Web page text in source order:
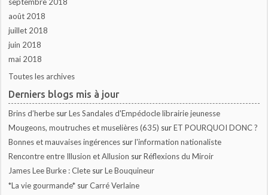
août 2018
juillet 2018
juin 2018
mai 2018
Toutes les archives
Derniers blogs mis à jour
Brins d’herbe surLes Sandales d'Empédocle librairie jeunesse
Mougeons, moutruches et muselières (635) surET POURQUOI DONC ?
Bonnes et mauvaises ingérences surl'information nationaliste
Rencontre entre Illusion et Allusion surRéflexions du Miroir
James Lee Burke : Clete surLe Bouquineur
*La vie gourmande* surCarré Verlaine